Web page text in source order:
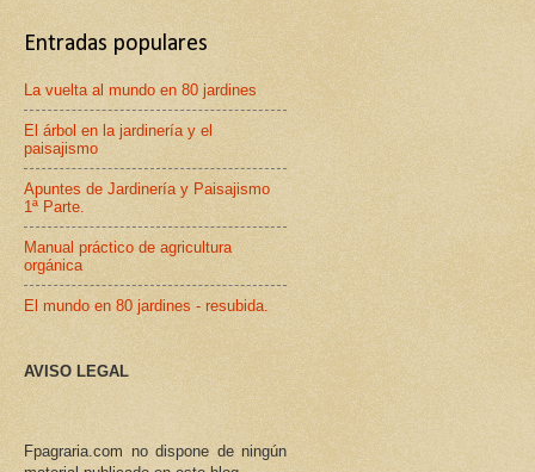
Entradas populares
La vuelta al mundo en 80 jardines
El árbol en la jardinería y el
paisajismo
Apuntes de Jardinería y Paisajismo
1ª Parte.
Manual práctico de agricultura
orgánica
El mundo en 80 jardines - resubida.
AVISO LEGAL
Fpagraria.com no dispone de ningún